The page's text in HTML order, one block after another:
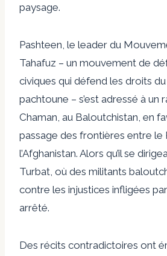
paysage.
Pashteen, le leader du
Tahafuz – un mouvement de
civiques qui défend les droits
pachtoune – s’est adressé à un
Chaman, au Baloutchistan, en
passage des frontières entre le
l’Afghanistan. Alors qu’il se
Turbat, où des militants
contre les injustices infligées par
arrêté.
Des récits contradictoires ont